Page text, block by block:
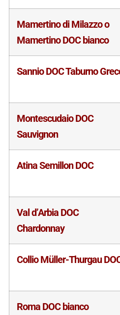
Mamertino di Milazzo o
Mamertino DOC bianco
Sannio DOC Taburno
Montescudaio DOC
Sauvignon
Atina Semillon DOC
Val d’Arbia DOC
Chardonnay
Collio Müller-Thurgau
Roma DOC bianco